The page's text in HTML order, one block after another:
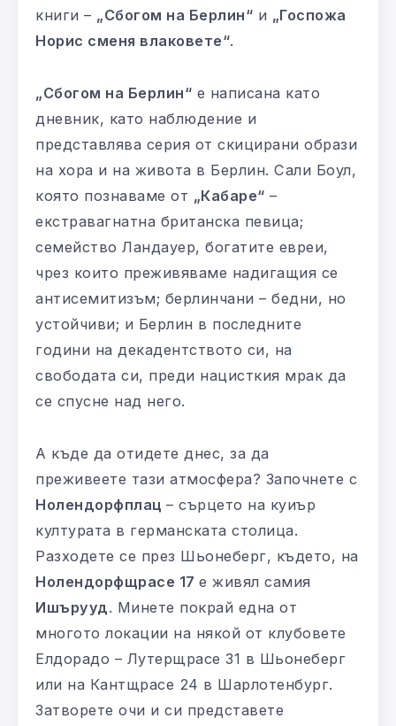
книги – „Сбогом на Берлин“ и „Госпожа
Норис сменя влаковете“.
„Сбогом на Берлин“ е написана като
дневник, като наблюдение и
представлява серия от скицирани образи
на хора и на живота в Берлин. Сали Боул,
която познаваме от „Кабаре“ –
екстравагнатна британска певица;
семейство Ландауер, богатите евреи,
чрез които преживяваме надигащия се
антисемитизъм; берлинчани – бедни, но
устойчиви; и Берлин в последните
години на декадентството си, на
свободата си, преди нацисткия мрак да
се спусне над него.
А къде да отидете днес, за да
преживеете тази атмосфера? Започнете с
Нолендорфплац – сърцето на куиър
културата в германската столица.
Разходете се през Шьонеберг, където, на
Нолендорфщрасе 17 е живял самия
Ишърууд. Минете покрай една от
многото локации на някой от клубовете
Елдорадо – Лутерщрасе 31 в Шьонеберг
или на Кантщрасе 24 в Шарлотенбург.
Затворете очи и си представете